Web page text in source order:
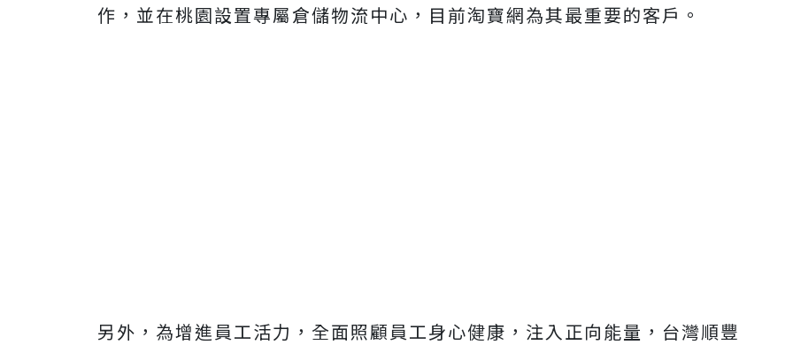
作，並在桃園設置專屬倉儲物流中心，目前淘寶網為其最重要的客戶。
另外，為增進員工活力，全面照顧員工身心健康，注入正向能量，台灣順豐